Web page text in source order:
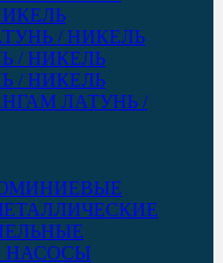
/ НИКЕЛЬ
/ НИКЕЛЬ
/ НИКЕЛЬ
ЛАТУНЬ /